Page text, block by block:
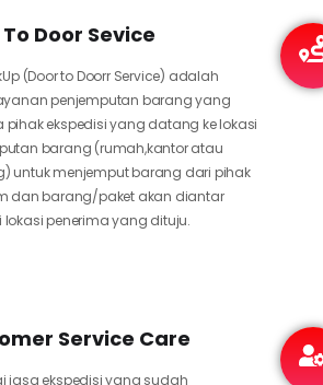
Door Sevice
(Door to Doorr Service) adalah
penjemputan barang yang
pihak ekspedisi yang datang ke lokasi
barang (rumah,kantor atau
untuk menjemput barang dari pihak
dan barang/paket akan diantar
penerima yang dituju.
Service Care
jasa ekspedisi yang sudah